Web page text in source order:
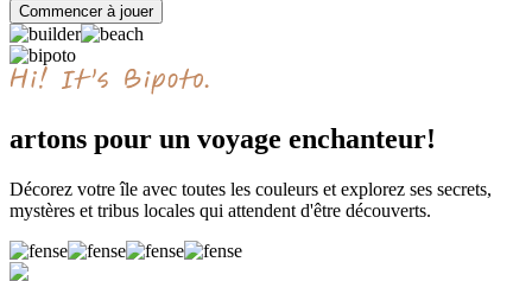
Commencer à jouer
artons pour un voyage enchanteur!
Décorez votre île avec toutes les couleurs et explorez ses secrets,
mystères et tribus locales qui attendent d'être découverts.